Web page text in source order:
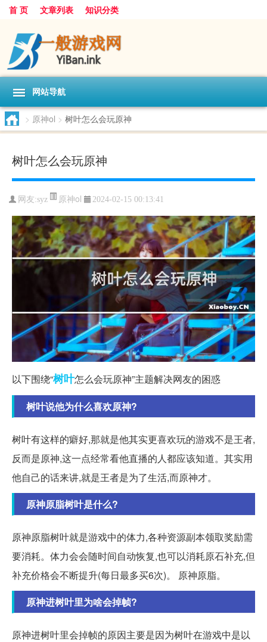
首 页 文章列表 知识分类
网站导航
> 原神ol > 树叶怎么会玩原神
树叶怎么会玩原神
网友:syz 原神ol 2024-02-15 00:13:41
以下围绕“树叶怎么会玩原神”主题解决网友的困惑
树叶说他为什么喜欢原神?
树叶有这样的癖好,那就是他其实更喜欢玩的游戏不是王者,
反而是原神,这一点经常看他直播的人都应该知道。其实用
他自己的话来讲,就是王者是为了生活,而原神才。
原神原脂树叶是什么?
原神原脂树叶就是游戏中的体力,各种资源副本领取奖励需
要消耗。体力会会随时间自动恢复,也可以消耗原石补充,但
补充价格会不断提升(每日最多买6次)。 原神原脂。
原神进树叶里为啥会掉帧?
原神进树叶里会掉帧的原因主要是因为树叶在游戏中是以